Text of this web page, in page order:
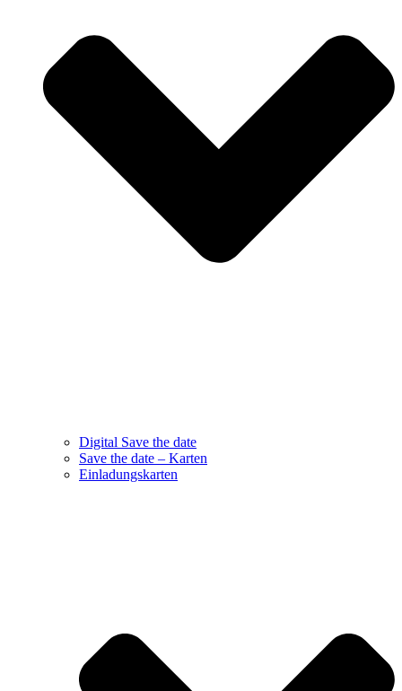
Digital Save the date
Save the date – Karten
Einladungskarten